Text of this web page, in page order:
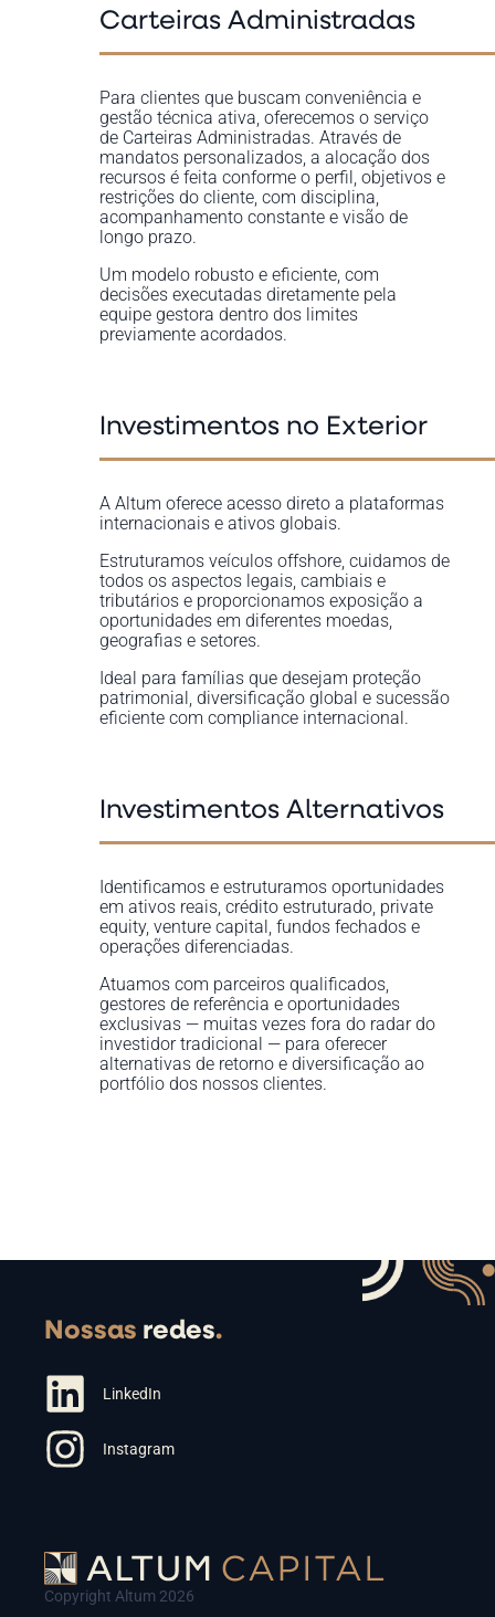
Carteiras Administradas
Para clientes que buscam conveniência e
gestão técnica ativa, oferecemos o serviço
de Carteiras Administradas. Através de
mandatos personalizados, a alocação dos
recursos é feita conforme o perfil, objetivos e
restrições do cliente, com disciplina,
acompanhamento constante e visão de
longo prazo.
Um modelo robusto e eficiente, com
decisões executadas diretamente pela
equipe gestora dentro dos limites
previamente acordados.
Investimentos no Exterior
A Altum oferece acesso direto a plataformas
internacionais e ativos globais.
Estruturamos veículos offshore, cuidamos de
todos os aspectos legais, cambiais e
tributários e proporcionamos exposição a
oportunidades em diferentes moedas,
geografias e setores.
Ideal para famílias que desejam proteção
patrimonial, diversificação global e sucessão
eficiente com compliance internacional.
Investimentos Alternativos
Identificamos e estruturamos oportunidades
em ativos reais, crédito estruturado, private
equity, venture capital, fundos fechados e
operações diferenciadas.
Atuamos com parceiros qualificados,
gestores de referência e oportunidades
exclusivas — muitas vezes fora do radar do
investidor tradicional — para oferecer
alternativas de retorno e diversificação ao
portfólio dos nossos clientes.
Nossas redes.
LinkedIn
Instagram
Copyright Altum 2026